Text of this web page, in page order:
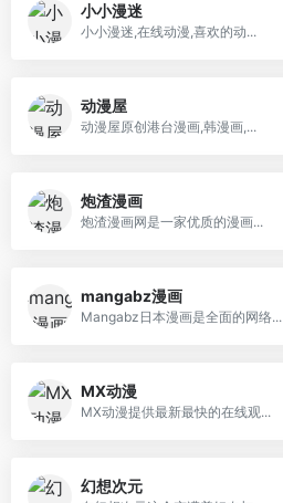
小小漫迷
小小漫迷,在线动漫,喜欢的动...
动漫屋
动漫屋原创港台漫画,韩漫画,...
炮渣漫画
炮渣漫画网是一家优质的漫画...
mangabz漫画
Mangabz日本漫画是全面的网络...
MX动漫
MX动漫提供最新最快的在线观...
幻想次元